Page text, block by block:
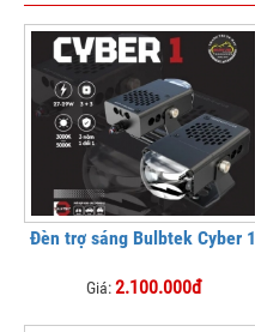
Đèn trợ sáng Bulbtek Cyber 1
Giá:2.100.000đ